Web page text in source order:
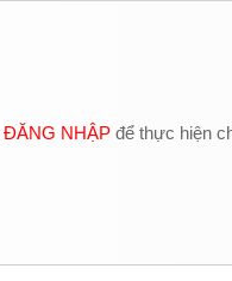
ĐĂNG NHẬPđể thực hiện